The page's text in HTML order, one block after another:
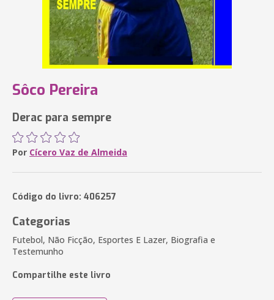
Sôco Pereira
Derac para sempre
Por Cícero Vaz de Almeida
Código do livro: 406257
Categorias
Futebol, Não Ficção, Esportes E Lazer, Biografia e
Testemunho
Compartilhe este livro